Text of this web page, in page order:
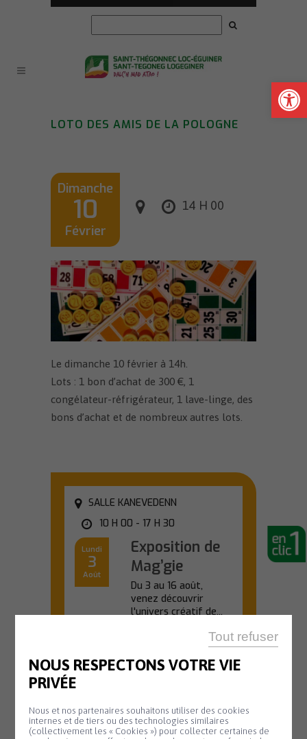
NOUS RESPECTONS VOTRE VIE
PRIVÉE
Nous et nos partenaires souhaitons utiliser des cookies
internes et de tiers ou des technologies similaires
(collectivement les « Cookies ») pour collecter certaines de
Tout refuser
Ouvrir
LOTO DES AMIS DE LA POLOGNE
Dimanche
10
Février
14 H 00
Le dimanche 10 février à 14h.
Lots : 1 bon d’achat de 300 €, 1
congélateur-réfrigérateur, 1 lave-linge, des
bons d’achat et de nombreux autres lots.
SALLE KANEVEDENN
10 H 00 - 17 H 30
Lundi
3
Août
Exposition de
Mag’gie
Du 3 au 16 août,
venez découvrir
l'univers créatif de...
En savoir plus
20 H 45